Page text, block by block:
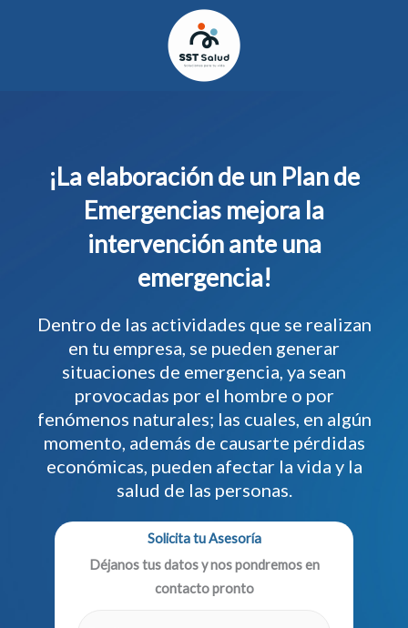
¡La elaboración de un Plan de
Emergencias mejora la
intervención ante una
emergencia!
Dentro de las actividades que se realizan
en tu empresa, se pueden generar
situaciones de emergencia, ya sean
provocadas por el hombre o por
fenómenos naturales; las cuales, en algún
momento, además de causarte pérdidas
económicas, pueden afectar la vida y la
salud de las personas.
Solicita tu Asesoría
Déjanos tus datos y nos pondremos en
contacto pronto